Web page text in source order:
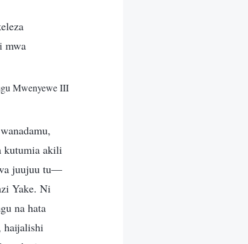
mwa
Mwenyewe III
kutumia akili
juujuu tu—
Yake. Ni
na hata
haijalishi